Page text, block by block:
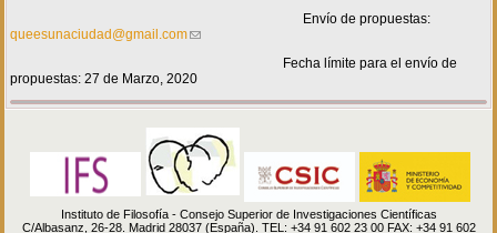
Envío de propuestas:
queesunaciudad@gmail.com
Fecha límite para el envío de
propuestas: 27 de Marzo, 2020
Instituto de Filosofía - Consejo Superior de Investigaciones Científicas
C/Albasanz, 26-28. Madrid 28037 (España). TEL: +34 91 602 23 00 FAX: +34 91 602